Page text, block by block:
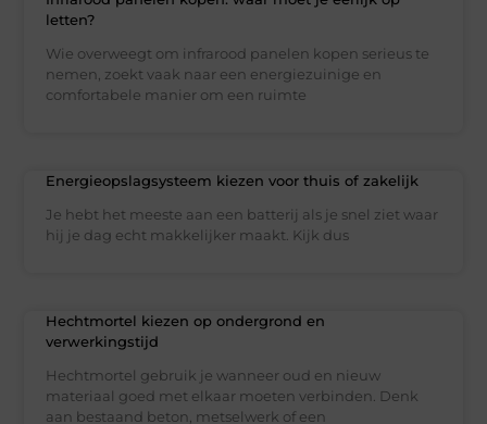
letten?
Wie overweegt om infrarood panelen kopen serieus te
nemen, zoekt vaak naar een energiezuinige en
comfortabele manier om een ruimte
Energieopslagsysteem kiezen voor thuis of zakelijk
Je hebt het meeste aan een batterij als je snel ziet waar
hij je dag echt makkelijker maakt. Kijk dus
Hechtmortel kiezen op ondergrond en
verwerkingstijd
Hechtmortel gebruik je wanneer oud en nieuw
materiaal goed met elkaar moeten verbinden. Denk
aan bestaand beton, metselwerk of een